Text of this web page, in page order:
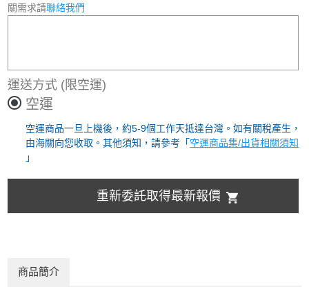
關需求請聯絡我們
運送方式 (限空運)
空運
空運商品一旦上機後，約5-9個工作天抵達台灣。如有關稅產生，
由海關向您收取。其他須知，請參考「 空運商品集/出貨相關須知
」
重新委託取得最新報價
商品簡介